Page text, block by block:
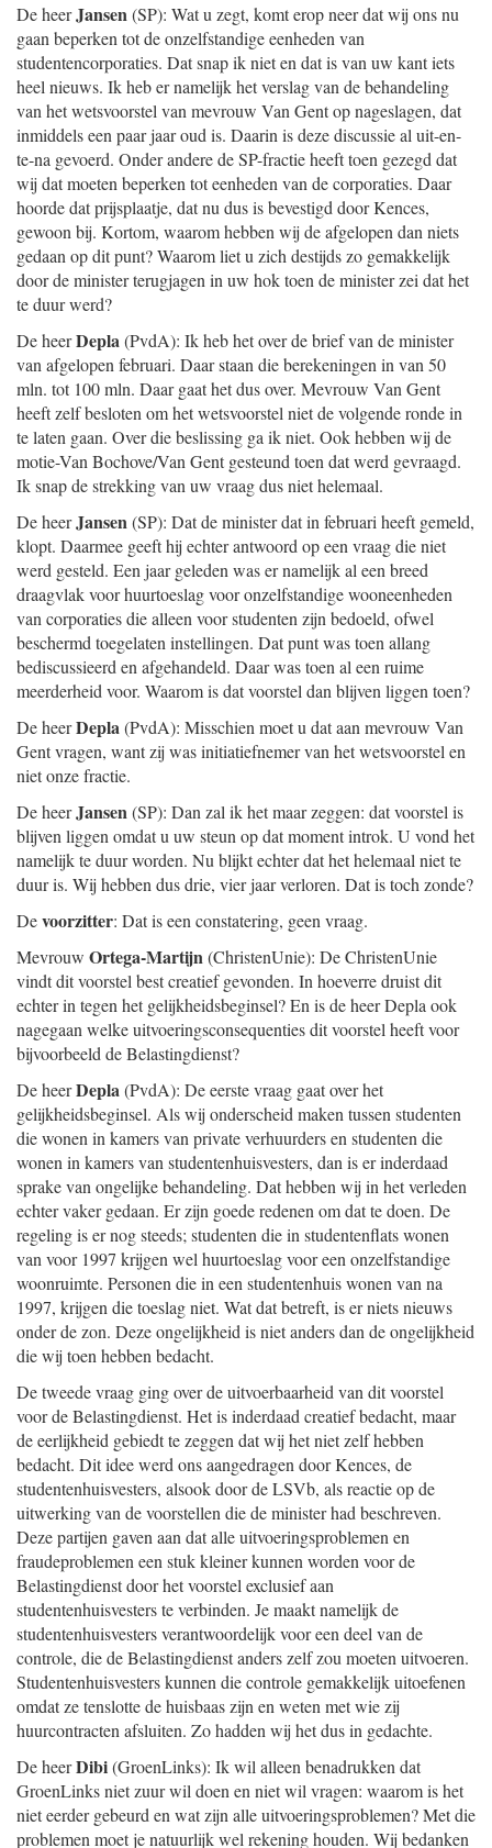
De heerJansen(SP): Wat u zegt, komt erop neer dat wij ons nu
gaan beperken tot de onzelfstandige eenheden van
studentencorporaties. Dat snap ik niet en dat is van uw kant iets
heel nieuws. Ik heb er namelijk het verslag van de behandeling
van het wetsvoorstel van mevrouw Van Gent op nageslagen, dat
inmiddels een paar jaar oud is. Daarin is deze discussie al uit-en-
te-na gevoerd. Onder andere de SP-fractie heeft toen gezegd dat
wij dat moeten beperken tot eenheden van de corporaties. Daar
hoorde dat prijsplaatje, dat nu dus is bevestigd door Kences,
gewoon bij. Kortom, waarom hebben wij de afgelopen dan niets
gedaan op dit punt? Waarom liet u zich destijds zo gemakkelijk
door de minister terugjagen in uw hok toen de minister zei dat het
te duur werd?
De heerDepla(PvdA): Ik heb het over de brief van de minister
van afgelopen februari. Daar staan die berekeningen in van 50
mln. tot 100 mln. Daar gaat het dus over. Mevrouw Van Gent
heeft zelf besloten om het wetsvoorstel niet de volgende ronde in
te laten gaan. Over die beslissing ga ik niet. Ook hebben wij de
motie-Van Bochove/Van Gent gesteund toen dat werd gevraagd.
Ik snap de strekking van uw vraag dus niet helemaal.
De heerJansen(SP): Dat de minister dat in februari heeft gemeld,
klopt. Daarmee geeft hij echter antwoord op een vraag die niet
werd gesteld. Een jaar geleden was er namelijk al een breed
draagvlak voor huurtoeslag voor onzelfstandige wooneenheden
van corporaties die alleen voor studenten zijn bedoeld, ofwel
beschermd toegelaten instellingen. Dat punt was toen allang
bediscussieerd en afgehandeld. Daar was toen al een ruime
meerderheid voor. Waarom is dat voorstel dan blijven liggen toen?
De heerDepla(PvdA): Misschien moet u dat aan mevrouw Van
Gent vragen, want zij was initiatiefnemer van het wetsvoorstel en
niet onze fractie.
De heerJansen(SP): Dan zal ik het maar zeggen: dat voorstel is
blijven liggen omdat u uw steun op dat moment introk. U vond het
namelijk te duur worden. Nu blijkt echter dat het helemaal niet te
duur is. Wij hebben dus drie, vier jaar verloren. Dat is toch zonde?
Devoorzitter: Dat is een constatering, geen vraag.
Mevrouw Ortega-Martijn(ChristenUnie): De ChristenUnie
vindt dit voorstel best creatief gevonden. In hoeverre druist dit
echter in tegen het gelijkheidsbeginsel? En is de heer Depla ook
nagegaan welke uitvoeringsconsequenties dit voorstel heeft voor
bijvoorbeeld de Belastingdienst?
De heerDepla(PvdA): De eerste vraag gaat over het
gelijkheidsbeginsel. Als wij onderscheid maken tussen studenten
die wonen in kamers van private verhuurders en studenten die
wonen in kamers van studentenhuisvesters, dan is er inderdaad
sprake van ongelijke behandeling. Dat hebben wij in het verleden
echter vaker gedaan. Er zijn goede redenen om dat te doen. De
regeling is er nog steeds; studenten die in studentenflats wonen
van voor 1997 krijgen wel huurtoeslag voor een onzelfstandige
woonruimte. Personen die in een studentenhuis wonen van na
1997, krijgen die toeslag niet. Wat dat betreft, is er niets nieuws
onder de zon. Deze ongelijkheid is niet anders dan de ongelijkheid
die wij toen hebben bedacht.
De tweede vraag ging over de uitvoerbaarheid van dit voorstel
voor de Belastingdienst. Het is inderdaad creatief bedacht, maar
de eerlijkheid gebiedt te zeggen dat wij het niet zelf hebben
bedacht. Dit idee werd ons aangedragen door Kences, de
studentenhuisvesters, alsook door de LSVb, als reactie op de
uitwerking van de voorstellen die de minister had beschreven.
Deze partijen gaven aan dat alle uitvoeringsproblemen en
fraudeproblemen een stuk kleiner kunnen worden voor de
Belastingdienst door het voorstel exclusief aan
studentenhuisvesters te verbinden. Je maakt namelijk de
studentenhuisvesters verantwoordelijk voor een deel van de
controle, die de Belastingdienst anders zelf zou moeten uitvoeren.
Studentenhuisvesters kunnen die controle gemakkelijk uitoefenen
omdat ze tenslotte de huisbaas zijn en weten met wie zij
huurcontracten afsluiten. Zo hadden wij het dus in gedachte.
De heerDibi(GroenLinks): Ik wil alleen benadrukken dat
GroenLinks niet zuur wil doen en niet wil vragen: waarom is het
niet eerder gebeurd en wat zijn alle uitvoeringsproblemen? Met die
problemen moet je natuurlijk wel rekening houden. Wij bedanken